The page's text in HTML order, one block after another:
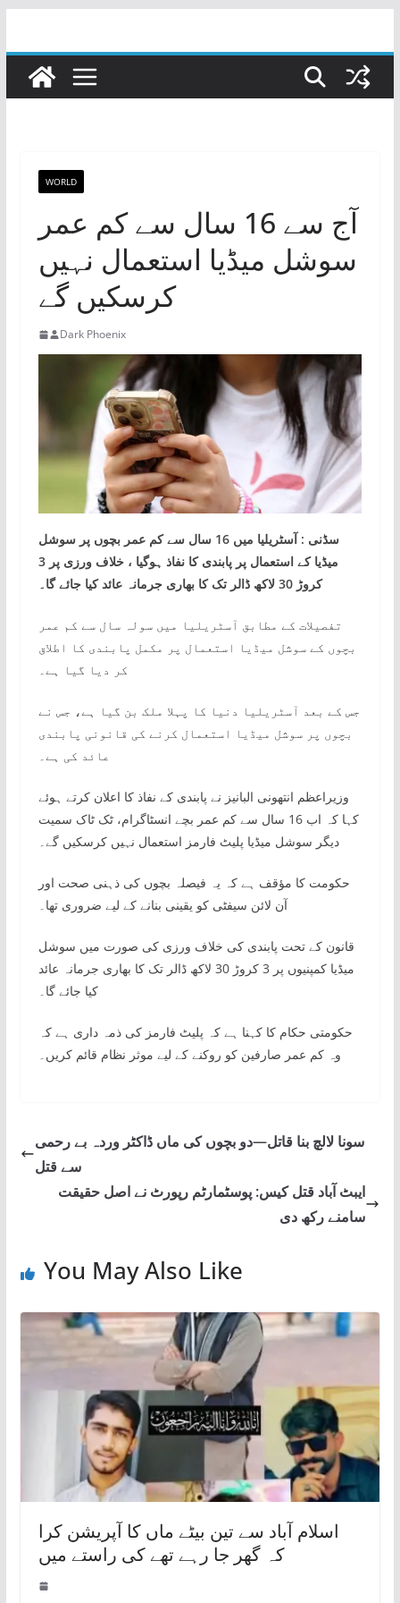
content
WORLD
آج سے 16 سال سے کم عمر
سوشل میڈیا استعمال نہیں
کرسکیں گے
Dark Phoenix
سڈنی : آسٹریلیا میں 16 سال سے کم عمر بچوں پر سوشل
میڈیا کے استعمال پر پابندی کا نفاذ ہوگیا ، خلاف ورزی پر 3
کروڑ 30 لاکھ ڈالر تک کا بھاری جرمانہ عائد کیا جائے گا۔
تفصیلات کے مطابق آسٹریلیا میں سولہ سال سے کم عمر
بچوں کے سوشل میڈیا استعمال پر مکمل پابندی کا اطلاق
کر دیا گیا ہے۔
جس کے بعد آسٹریلیا دنیا کا پہلا ملک بن گیا ہے، جس نے
بچوں پر سوشل میڈیا استعمال کرنے کی قانونی پابندی
عائد کی ہے۔
وزیراعظم انتھونی البانیز نے پابندی کے نفاذ کا اعلان کرتے ہوئے
کہا کہ اب 16 سال سے کم عمر بچے انسٹاگرام، ٹک ٹاک سمیت
دیگر سوشل میڈیا پلیٹ فارمز استعمال نہیں کرسکیں گے۔
حکومت کا مؤقف ہے کہ یہ فیصلہ بچوں کی ذہنی صحت اور
آن لائن سیفٹی کو یقینی بنانے کے لیے ضروری تھا۔
قانون کے تحت پابندی کی خلاف ورزی کی صورت میں سوشل
میڈیا کمپنیوں پر 3 کروڑ 30 لاکھ ڈالر تک کا بھاری جرمانہ عائد
کیا جائے گا۔
حکومتی حکام کا کہنا ہے کہ پلیٹ فارمز کی ذمہ داری ہے کہ
وہ کم عمر صارفین کو روکنے کے لیے موثر نظام قائم کریں۔
سونا لالچ بنا قاتل—دو بچوں کی ماں ڈاکٹر وردہ بے رحمی
سے قتل
ایبٹ آباد قتل کیس: پوسٹمارٹم رپورٹ نے اصل حقیقت
سامنے رکھ دی
You May Also Like
اسلام آباد سے تین بیٹے ماں کا آپریشن کرا
کہ گھر جا رہے تھے کی راستے میں